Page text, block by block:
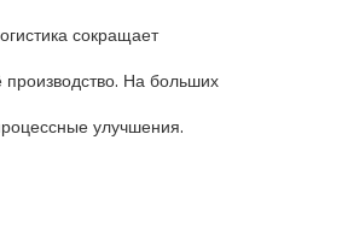
сокращает
производство. На больших
улучшения.